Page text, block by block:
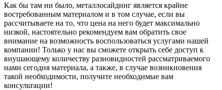
Как бы там ни было, металлосайдинг является крайне
востребованным материалом и в том случае, если вы
рассчитываете на то, что цена на него будет максимально
низкой, настоятельно рекомендуем вам обратить свое
внимание на возможность воспользоваться услугами нашей
компании! Только у нас вы сможете открыть себе доступ к
внушающему количеству разновидностей рассматриваемого
нами сегодня материала, а также, в случае возникновения
такой необходимости, получите необходимые вам
консультации!